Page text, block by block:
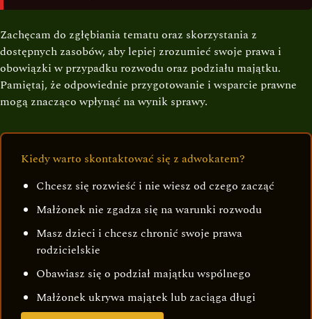
Zachęcam do zgłębiania tematu oraz skorzystania z
dostępnych zasobów, aby lepiej zrozumieć swoje prawa i
obowiązki w przypadku rozwodu oraz podziału majątku.
Pamiętaj, że odpowiednie przygotowanie i wsparcie prawne
mogą znacząco wpłynąć na wynik sprawy.
Kiedy warto skontaktować się z adwokatem?
Chcesz się rozwieść i nie wiesz od czego zacząć
Małżonek nie zgadza się na warunki rozwodu
Masz dzieci i chcesz chronić swoje prawa
rodzicielskie
Obawiasz się o podział majątku wspólnego
Małżonek ukrywa majątek lub zaciąga długi